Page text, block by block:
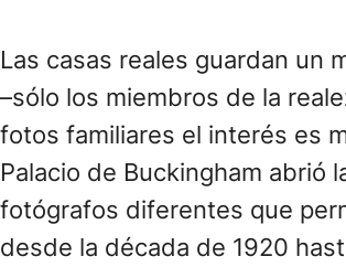
Las casas reales guardan un
–sólo los miembros de la
fotos familiares el interés es
Palacio de Buckingham abrió
fotógrafos diferentes que
desde la década de 1920